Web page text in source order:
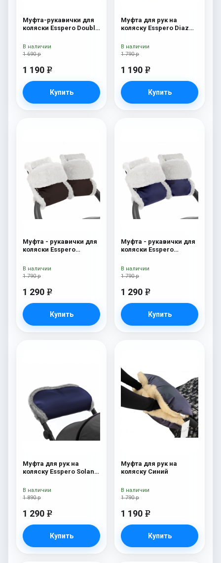
Муфта-рукавички для
коляски Esspero Double
Blue Mountain
1 690 р
1 190 e
Купить
В наличии
Муфта для рук на
коляску Esspero Diaz
Blue Mountain
1 790 р
1 190 e
Купить
В наличии
Муфта - рукавички для
коляски Esspero
шерсть) Chocolat
1 790 р
1 290 e
Купить
В наличии
Муфта - рукавички для
коляски Esspero
шерсть) Navy
1 790 р
1 290 e
Купить
В наличии
Муфта для рук на
коляску Esspero Solana
Deep Ocean
1 890 р
1 290 e
Купить
В наличии
Муфта для рук на
коляску Синий
1 790 р
1 190 e
Купить
В наличии